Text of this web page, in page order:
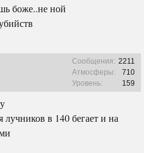
боже..не ной
Сообщения: 2211
Атмосферы:
710
Уровень:
159
в 140 бегает и на